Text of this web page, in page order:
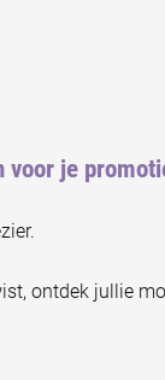
voor je
ontdek jullie